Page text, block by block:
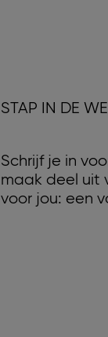
STAP IN DE
Schrijf je in
maak deel uit
voor jou: een